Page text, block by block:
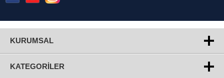
KURUMSAL
KATEGORILER